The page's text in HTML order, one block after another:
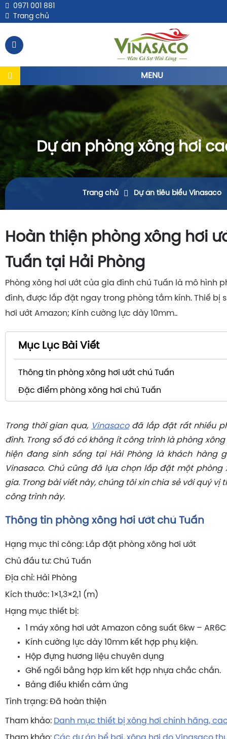
0971 001 881
Trang chủ
MENU
Dự án phòng xông hơi
Trang chủ Dự án tiêu biểu Vinasaco
Hoàn thiện phòng xông hơi
Tuấn tại Hải Phòng
Phòng xông hơi ướt của gia đình chú Tuấn là mô hình
đình, được lắp đặt ngay trong phòng tắm kính. Thiế bị
hơi ướt Amazon; Kính cường lực dày 10mm..
Mục Lục Bài Viết
Thông tin phòng xông hơi ướt chú Tuấn
Đặc điểm phòng xông hơi chú Tuấn
Trong thời gian qua, Vinasacođã lắp đặt rất nhiều
đình. Trong số đó có không ít công trình là phòng
hiện đang sinh sống tại Hải Phòng là khách hàng
Vinasaco. Chú cũng đã lựa chọn lắp đặt một phòng
gia. Trong bài viết này, chúng tôi xin chia sẻ với quý vị
công trình này.
Thông tin phòng xông hơi ướt chú Tuấn
Hạng mục thi công: Lắp đặt phòng xông hơi ướt
Chủ đầu tư: Chú Tuấn
Địa chỉ: Hải Phòng
Kích thước: 1×1,3×2,1 (m)
Hạng mục thiết bị:
1 máy xông hơi ướt Amazon công suất 6kw – AR6C
Kính cường lực dày 10mm kết hợp phụ kiện.
Hộp đựng hương liệu chuyên dụng
Ghế ngồi bằng hợp kim kết hợp nhựa chắc chắn.
Bảng điều khiển cảm ứng
Tình trạng: Đã hoàn thiện
Tham khảo: Danh mục thiết bị xông hơi chính hãng,